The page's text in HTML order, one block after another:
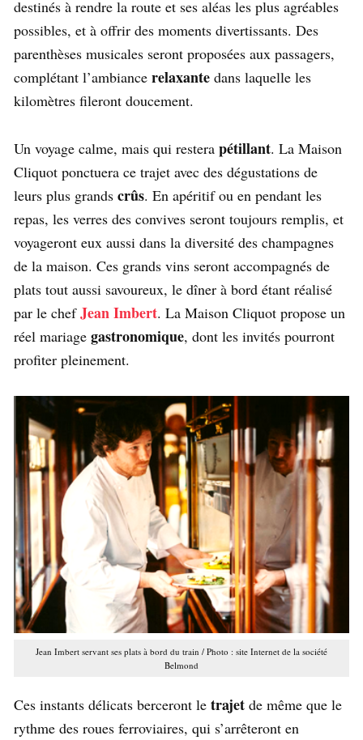
destinés à rendre la route et ses aléas les plus agréables
possibles, et à offrir des moments divertissants. Des
parenthèses musicales seront proposées aux passagers,
complétant l’ambiance relaxante dans laquelle les
kilomètres fileront doucement.
Un voyage calme, mais qui restera pétillant. La Maison
Cliquot ponctuera ce trajet avec des dégustations de
leurs plus grands crûs. En apéritif ou en pendant les
repas, les verres des convives seront toujours remplis, et
voyageront eux aussi dans la diversité des champagnes
de la maison. Ces grands vins seront accompagnés de
plats tout aussi savoureux, le dîner à bord étant réalisé
par le chefJean Imbert. La Maison Cliquot propose un
réel mariage gastronomique, dont les invités pourront
profiter pleinement.
Jean Imbert servant ses plats à bord du train / Photo : site Internet de la société
Belmond
Ces instants délicats berceront le trajet de même que le
rythme des roues ferroviaires, qui s’arrêteront en